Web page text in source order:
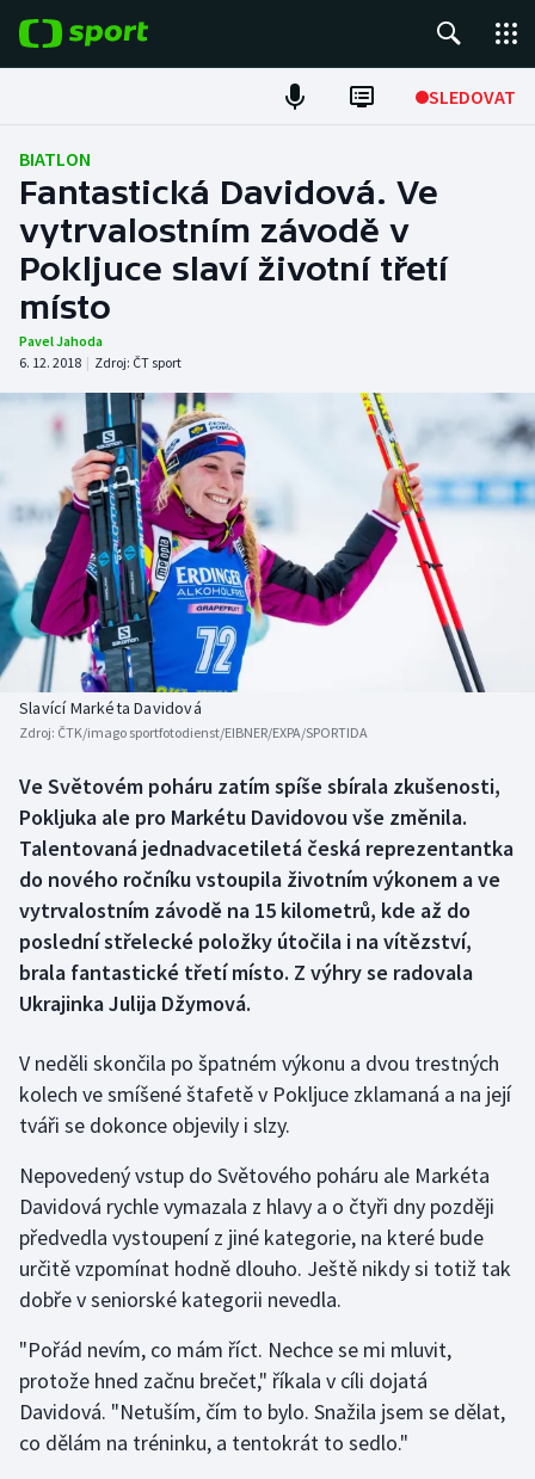
SLEDOVAT
ME v atletice
ME v plavání
Fotbal
Hokej
DALŠÍ SPORTY
Americký fotbal
Atletika
Baseball a softbal
Basketbal
Biatlon
Boby a skeleton
Box
Cyklistika
Dostihy
Florbal
Futsal
Golf
Gymnastika
Házená
Jezdectví
Judo
NEPŘEHLÉDNĚTE
Soutěže
Historické návraty
Aplikace ČT sport
AZ kvíz
BIATLON
Fantastická Davidová. Ve
vytrvalostním závodě v
Pokljuce slaví životní třetí
místo
Pavel Jahoda
6. 12. 2018 | Zdroj: ČT sport
Slavící Markéta Davidová
Zdroj: ČTK/imago sportfotodienst/EIBNER/EXPA/SPORTIDA
Ve Světovém poháru zatím spíše sbírala zkušenosti,
Pokljuka ale pro Markétu Davidovou vše změnila.
Talentovaná jednadvacetiletá česká reprezentantka
do nového ročníku vstoupila životním výkonem a ve
vytrvalostním závodě na 15 kilometrů, kde až do
poslední střelecké položky útočila i na vítězství,
brala fantastické třetí místo. Z výhry se radovala
Ukrajinka Julija Džymová.
V neděli skončila po špatném výkonu a dvou trestných
kolech ve smíšené štafetě v Pokljuce zklamaná a na její
tváři se dokonce objevily i slzy.
Nepovedený vstup do Světového poháru ale Markéta
Davidová rychle vymazala z hlavy a o čtyři dny později
předvedla vystoupení z jiné kategorie, na které bude
určitě vzpomínat hodně dlouho. Ještě nikdy si totiž tak
dobře v seniorské kategorii nevedla.
"Pořád nevím, co mám říct. Nechce se mi mluvit,
protože hned začnu brečet," říkala v cíli dojatá
Davidová. "Netuším, čím to bylo. Snažila jsem se dělat,
co dělám na tréninku, a tentokrát to sedlo."